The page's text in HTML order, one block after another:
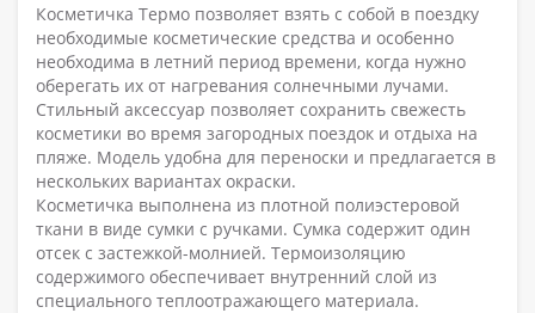
Косметичка Термо позволяет взять с собой в поездку
необходимые косметические средства и особенно
необходима в летний период времени, когда нужно
оберегать их от нагревания солнечными лучами.
Стильный аксессуар позволяет сохранить свежесть
косметики во время загородных поездок и отдыха на
пляже. Модель удобна для переноски и предлагается в
нескольких вариантах окраски.
Косметичка выполнена из плотной полиэстеровой
ткани в виде сумки с ручками. Сумка содержит один
отсек с застежкой-молнией. Термоизоляцию
содержимого обеспечивает внутренний слой из
специального теплоотражающего материала.